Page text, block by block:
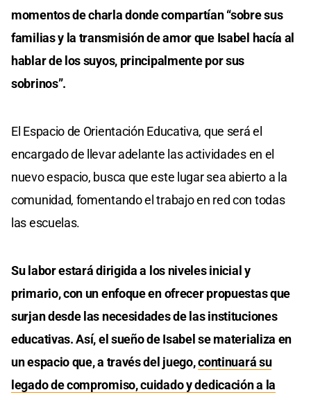
momentos de charla donde compartían “sobre sus
familias y la transmisión de amor que Isabel hacía al
hablar de los suyos, principalmente por sus
sobrinos”.
El Espacio de Orientación Educativa, que será el
encargado de llevar adelante las actividades en el
nuevo espacio, busca que este lugar sea abierto a la
comunidad, fomentando el trabajo en red con todas
las escuelas.
Su labor estará dirigida a los niveles inicial y
primario, con un enfoque en ofrecer propuestas que
surjan desde las necesidades de las instituciones
educativas. Así, el sueño de Isabel se materializa en
un espacio que, a través del juego,continuará su
legado de compromiso, cuidado y dedicación a la